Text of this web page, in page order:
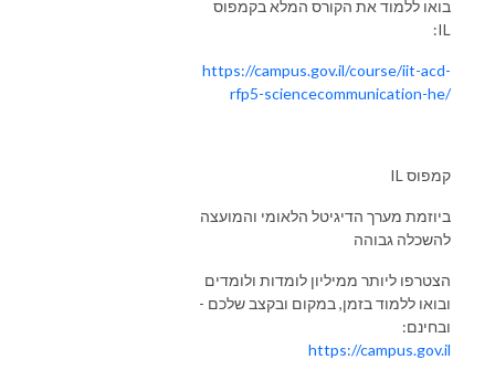
בואו ללמוד את הקורס המלא בקמפוס
IL:
https://campus.gov.il/course/iit-acd-
rfp5-sciencecommunication-he/
IL קמפוס
ביוזמת מערך הדיגיטל הלאומי והמועצה
להשכלה גבוהה
הצטרפו ליותר ממיליון לומדות ולומדים
ובואו ללמוד בזמן, במקום ובקצב שלכם -
ובחינם:
https://campus.gov.il